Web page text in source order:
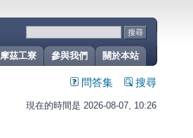
關於本站
參與我們
摩茲工寮
問答集 搜尋
現在的時間是 2026-08-07, 10:26